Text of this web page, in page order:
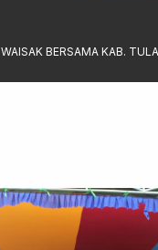
WAISAK BERSAMA KAB.